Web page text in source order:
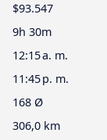
$93.547
9h 30m
12:15 a. m.
11:45 p. m.
168 Ø
306,0 km